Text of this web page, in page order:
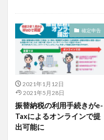
確定申告
2021年1月12日
2021年5月28日
振替納税の利用手続きがe-
Taxによるオンラインで提
出可能に